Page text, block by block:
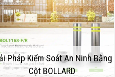
Pháp Kiểm Soát An Ninh Bằng
Cột BOLLARD